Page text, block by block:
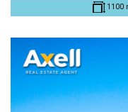
1100